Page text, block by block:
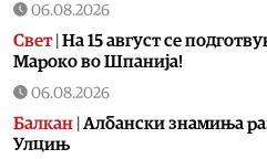
06.08.2026
Свет| На 15 август се
Мароко во Шпанија!
06.08.2026
Балкан Албански знамиња
Улцињ